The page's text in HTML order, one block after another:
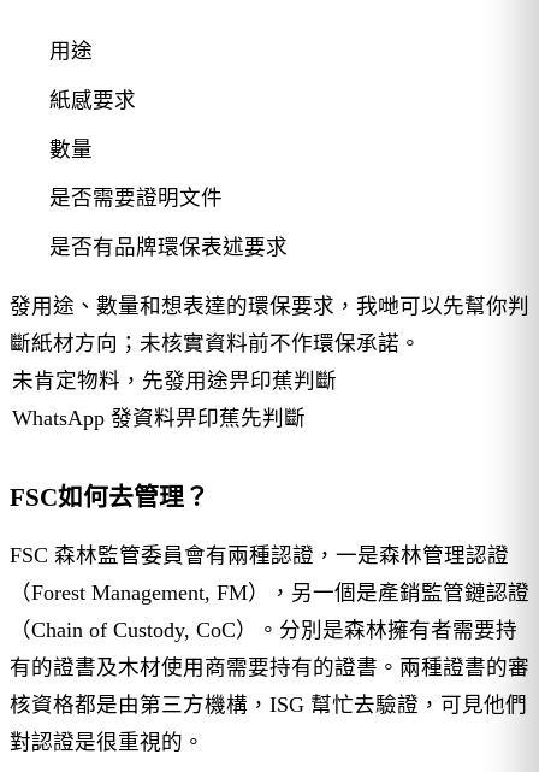
用途
紙感要求
數量
是否需要證明文件
是否有品牌環保表述要求
發用途、數量和想表達的環保要求，我哋可以先幫你判
斷紙材方向；未核實資料前不作環保承諾。
未肯定物料，先發用途畀印蕉判斷
WhatsApp 發資料畀印蕉先判斷
FSC如何去管理？
FSC 森林監管委員會有兩種認證，一是森林管理認證
（Forest Management, FM），另一個是產銷監管鏈認證
（Chain of Custody, CoC）。分別是森林擁有者需要持
有的證書及木材使用商需要持有的證書。兩種證書的審
核資格都是由第三方機構，ISG 幫忙去驗證，可見他們
對認證是很重視的。